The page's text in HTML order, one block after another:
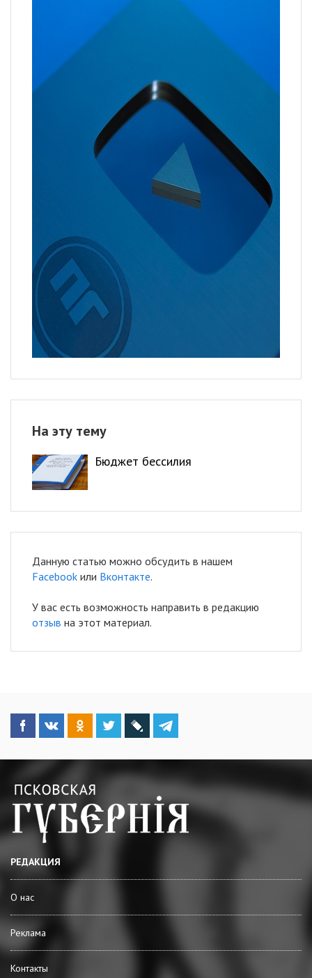
На эту тему
Бюджет бессилия
Данную статью можно обсудить в нашем
Facebook или Вконтакте.
У вас есть возможность направить в редакцию
отзыв на этот материал.
РЕДАКЦИЯ
О нас
Реклама
Контакты